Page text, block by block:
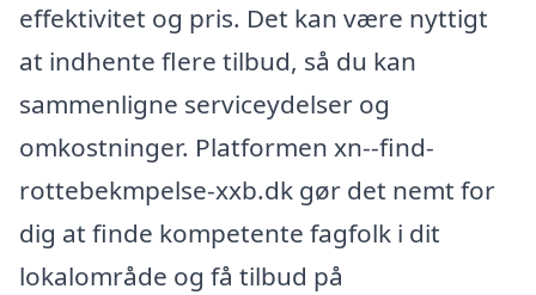
effektivitet og pris. Det kan være nyttigt
at indhente flere tilbud, så du kan
sammenligne serviceydelser og
omkostninger. Platformen xn--find-
rottebekmpelse-xxb.dk gør det nemt for
dig at finde kompetente fagfolk i dit
lokalområde og få tilbud på